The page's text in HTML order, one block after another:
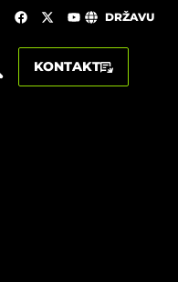
DRŽAVU
KONTAKT